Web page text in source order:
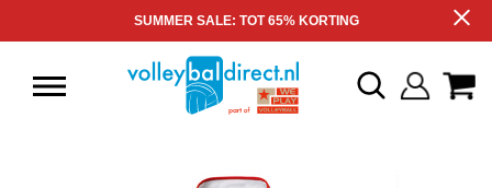
SUMMER SALE: TOT 65% KORTING